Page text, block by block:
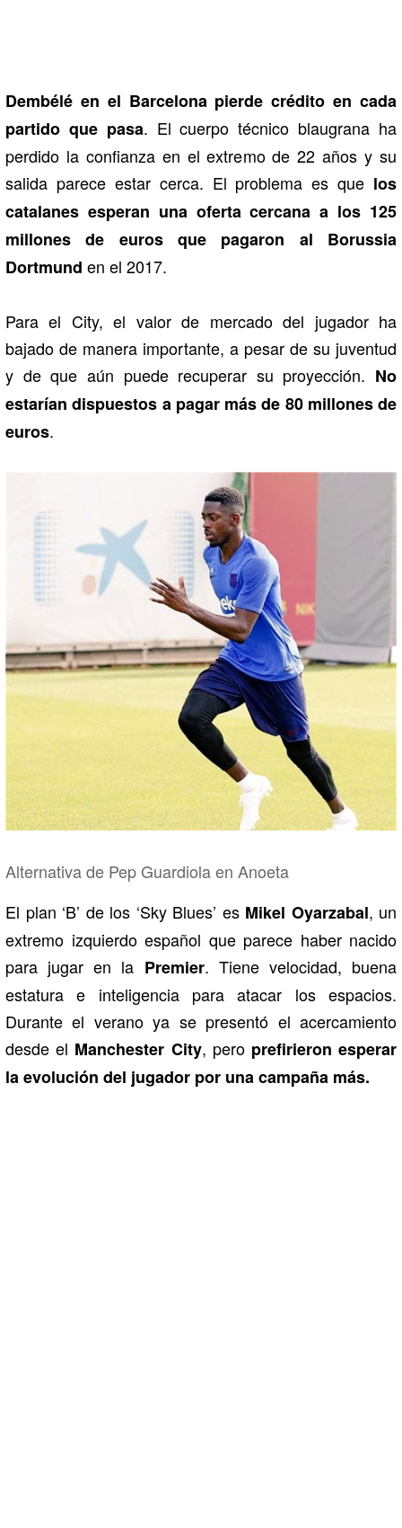
Dembélé en el Barcelona pierde crédito en cada
partido que pasa. El cuerpo técnico blaugrana ha
perdido la confianza en el extremo de 22 años y su
salida parece estar cerca. El problema es que los
catalanes esperan una oferta cercana a los 125
millones de euros que pagaron al
Borussia
Dortmund en el 2017.
Para el City, el valor de mercado del jugador ha
bajado de manera importante, a pesar de su juventud
y de que aún puede recuperar su proyección. No
estarían dispuestos a pagar más de 80 millones de
euros.
Alternativa de Pep Guardiola en Anoeta
El plan ‘B’ de los ‘Sky Blues’ es Mikel Oyarzabal, un
extremo izquierdo español que parece haber nacido
para jugar en la Premier. Tiene velocidad, buena
estatura e inteligencia para atacar los espacios.
Durante el verano ya se presentó el acercamiento
desde el Manchester City, peroprefirieron esperar
la evolución del jugador por una campaña más.